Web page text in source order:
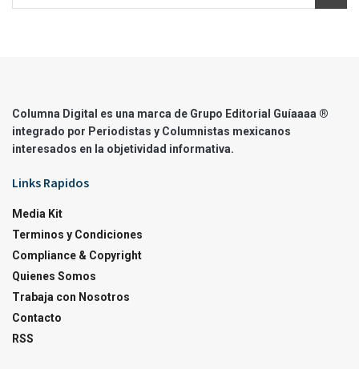
Columna Digital es una marca de Grupo Editorial Guíaaaa ®
integrado por Periodistas y Columnistas mexicanos
interesados en la objetividad informativa.
Links Rapidos
Media Kit
Terminos y Condiciones
Compliance & Copyright
Quienes Somos
Trabaja con Nosotros
Contacto
RSS